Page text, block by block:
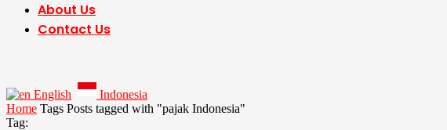
About Us
Contact Us
English
Indonesia
Home Tags Posts tagged with "pajak Indonesia"
Tag: